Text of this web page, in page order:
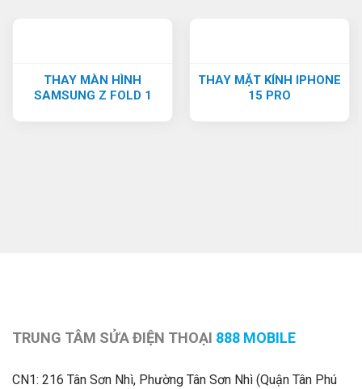
THAY MÀN HÌNH
SAMSUNG Z FOLD 1
THAY MẶT KÍNH IPHONE
15 PRO
TRUNG TÂM SỬA ĐIỆN THOẠI 888 MOBILE
CN1: 216 Tân Sơn Nhì, Phường Tân Sơn Nhì (Quận Tân Phú